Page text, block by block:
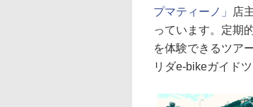
プマティーノ」
店
っています。定期
を体験できるツア
リダe-bikeガイド